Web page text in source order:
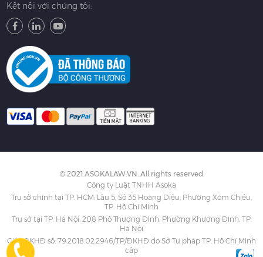
Kết nối với chúng tôi:
© 2021 ASOKALAW.VN. All rights reserved
Công ty Luật TNHH Asoka
Trụ sở chính tại TP. HCM: Lầu 5, Số 35 Hoàng Diệu, Phường Xóm Chiếu,
TP. Hồ Chí Minh
Trụ sở tại TP. Hà Nội: 208 Phố Thượng Đình, Phường Khương Đình, TP.
Hà Nội
Giấy ĐKHĐ số: 79.2018.02.2946/TP/ĐKHĐ do Sở Tư pháp TP. Hồ Chí Minh
cấp